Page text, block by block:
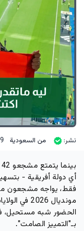
نشر: من السعودية 09 يونيو
فقط، يواجه مشجعون
مونديال
الحضور شبه
بـ"التمييز الصامت".